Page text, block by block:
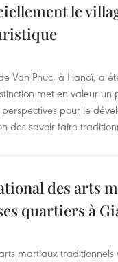
le
Van Phuc, à Hanoï, a
met en valeur
pour le
des savoir-faire
des arts
quartiers à
martiaux